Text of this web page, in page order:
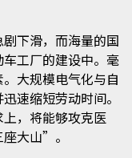
下滑，而海量的国
工厂的建设中。毫
大规模电气化与自
速缩短劳动时间。
，将能够攻克医
大山”。